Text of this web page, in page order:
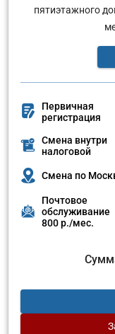
пятиэтажного
Первичная
регистрация
Смена внутри
налоговой
Смена по
Почтовое
обслуживание
800 р./мес.